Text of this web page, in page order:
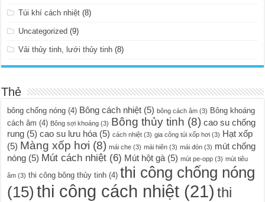
Túi khí cách nhiệt (8)
Uncategorized (9)
Vải thủy tinh, lưới thủy tinh (8)
Thẻ
bông chống nóng (4) Bông cách nhiệt (5) bông cách âm (3) Bông khoáng
cách âm (4) Bông sợi khoáng (3) Bông thủy tinh (8) cao su chống
rung (5) cao su lưu hóa (5) cách nhiệt (3) gia công túi xốp hơi (3) Hạt xốp
(5) Màng xốp hơi (8) mái che (3) mái hiên (3) mái đón (3) mút chống
nóng (5) Mút cách nhiệt (6) Mút hột gà (5) mút pe-opp (3) mút tiêu
âm (3) thi công bông thủy tinh (4) thi công chống nóng
(15) thi công cách nhiệt (21) thi